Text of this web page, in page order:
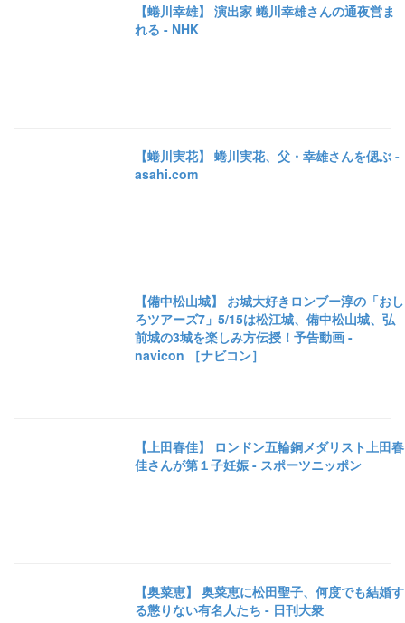
【蜷川幸雄】 演出家 蜷川幸雄さんの通夜営ま
れる - NHK
【蜷川実花】 蜷川実花、父・幸雄さんを偲ぶ -
asahi.com
【備中松山城】 お城大好きロンブー淳の「おし
ろツアーズ7」5/15は松江城、備中松山城、弘
前城の3城を楽しみ方伝授！予告動画 -
navicon ［ナビコン］
【上田春佳】 ロンドン五輪銅メダリスト上田春
佳さんが第１子妊娠 - スポーツニッポン
【奥菜恵】 奥菜恵に松田聖子、何度でも結婚す
る懲りない有名人たち - 日刊大衆